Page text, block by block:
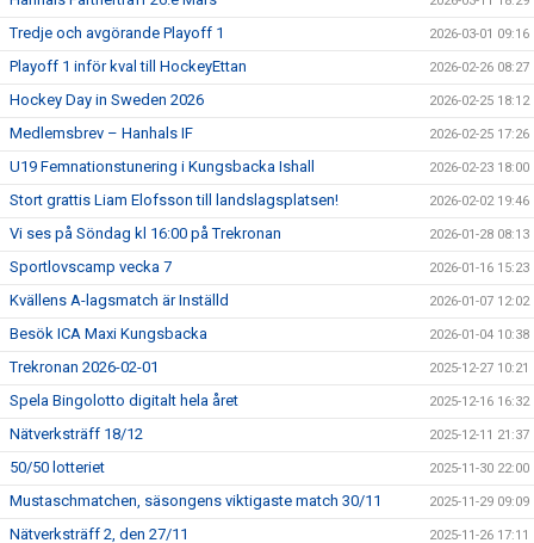
Tredje och avgörande Playoff 1 2026-03-01 09:16
Playoff 1 inför kval till HockeyEttan 2026-02-26 08:27
Hockey Day in Sweden 2026 2026-02-25 18:12
Medlemsbrev – Hanhals IF 2026-02-25 17:26
U19 Femnationstunering i Kungsbacka Ishall 2026-02-23 18:00
Stort grattis Liam Elofsson till landslagsplatsen! 2026-02-02 19:46
Vi ses på Söndag kl 16:00 på Trekronan 2026-01-28 08:13
Sportlovscamp vecka 7 2026-01-16 15:23
Kvällens A-lagsmatch är Inställd 2026-01-07 12:02
Besök ICA Maxi Kungsbacka 2026-01-04 10:38
Trekronan 2026-02-01 2025-12-27 10:21
Spela Bingolotto digitalt hela året 2025-12-16 16:32
Nätverksträff 18/12 2025-12-11 21:37
50/50 lotteriet 2025-11-30 22:00
Mustaschmatchen, säsongens viktigaste match 30/11 2025-11-29 09:09
Nätverksträff 2, den 27/11 2025-11-26 17:11